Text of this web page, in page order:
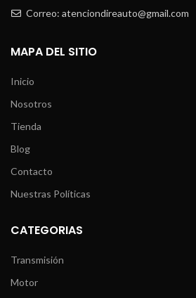
Correo: atenciondireauto@gmail.com
MAPA DEL SITIO
Inicio
Nosotros
Tienda
Blog
Contacto
Nuestras Políticas
CATEGORIAS
Transmisión
Motor